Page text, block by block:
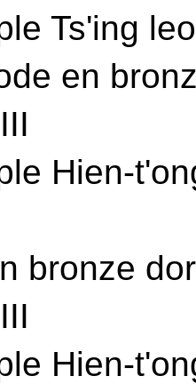
Ts'ing
en
Hien-
bronze
Hien-